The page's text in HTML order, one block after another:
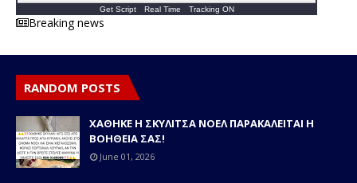
Get Script Real Time Tracking ON
Breaking news
RANDOM POSTS
ΧΑΘΗΚΕ Η ΣΚΥΛΙΤΣΑ ΝΟΕΛ ΠΑΡΑΚΑΛΕΙΤΑΙ Η
ΒΟΗΘΕΙΑ ΣΑΣ!
June 01, 2026